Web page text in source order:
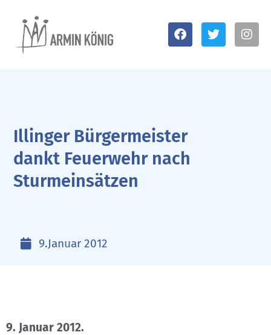
Illinger Bürgermeister
dankt Feuerwehr nach
Sturmeinsätzen
9.Januar 2012
9. Januar 2012.